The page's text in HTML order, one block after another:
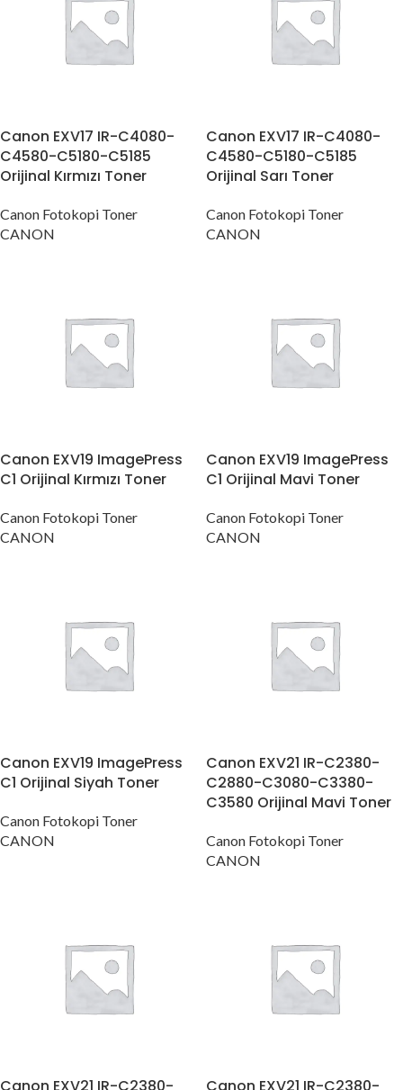
Canon EXV17 IR-C4080-
C4580-C5180-C5185
Orijinal Kırmızı Toner
Canon Fotokopi Toner
CANON
Canon EXV17 IR-C4080-
C4580-C5180-C5185
Orijinal Sarı Toner
Canon Fotokopi Toner
CANON
Canon EXV19 ImagePress
C1 Orijinal Kırmızı Toner
Canon Fotokopi Toner
CANON
Canon EXV19 ImagePress
C1 Orijinal Mavi Toner
Canon Fotokopi Toner
CANON
Canon EXV19 ImagePress
C1 Orijinal Siyah Toner
Canon Fotokopi Toner
CANON
Canon EXV21 IR-C2380-
C2880-C3080-C3380-
C3580 Orijinal Mavi Toner
Canon Fotokopi Toner
CANON